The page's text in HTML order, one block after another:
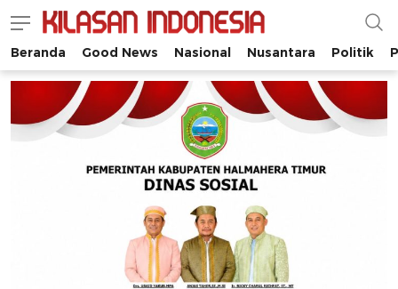
Kilasan Indonesia
Satu-satunya di Indonesia
Beranda Good News Nasional Nusantara Politik